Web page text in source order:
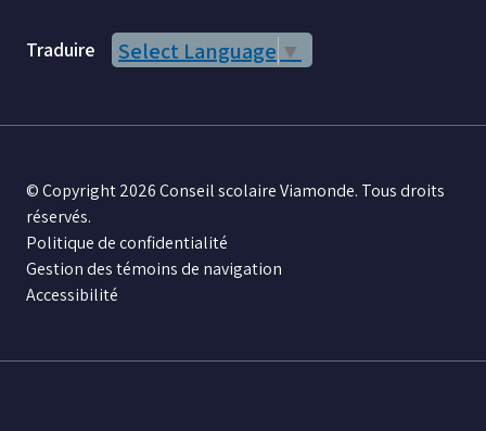
Traduire Select Language ▼
© Copyright 2026 Conseil scolaire Viamonde. Tous droits
réservés.
Politique de confidentialité
Gestion des témoins de navigation
Accessibilité